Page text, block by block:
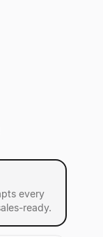
every
ready.